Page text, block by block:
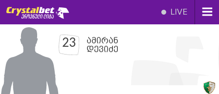
LIVE
23
ამირან
დევიძე